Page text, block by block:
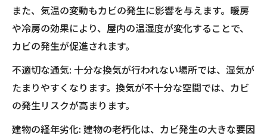
また、気温の変動もカビの発生に影響を与えます。暖房
や冷房の効果により、屋内の温湿度が変化することで、
カビの発生が促進されます。
不適切な通気: 十分な換気が行われない場所では、湿気が
たまりやすくなります。換気が不十分な空間では、カビ
の発生リスクが高まります。
建物の経年劣化: 建物の老朽化は、カビ発生の大きな要因